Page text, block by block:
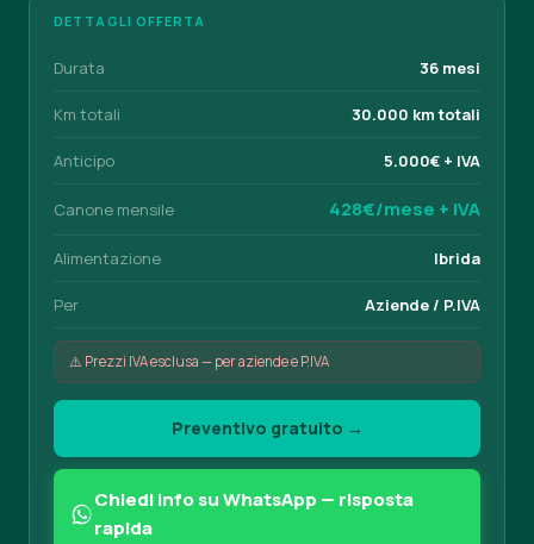
DETTAGLI OFFERTA
Durata 36 mesi
Km totali 30.000 km totali
Anticipo 5.000€ + IVA
Canone mensile 428€/mese + IVA
Alimentazione Ibrida
Per Aziende / P.IVA
⚠️ Prezzi IVA esclusa — per aziende e P.IVA
Preventivo gratuito →
Chiedi info su WhatsApp — risposta
rapida